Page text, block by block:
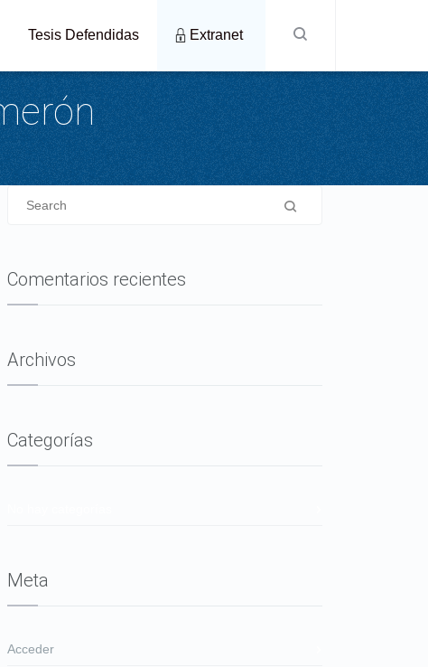
Tesis Defendidas Extranet
Comentarios recientes
Archivos
Categorías
Meta
Acceder